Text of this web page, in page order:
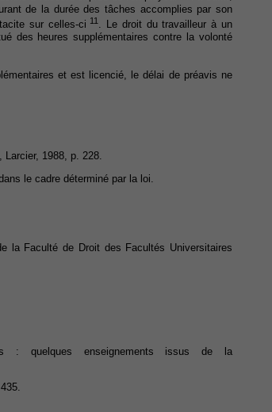
de la durée des tâches accomplies par son
sur celles-ci 11
. Le droit du travailleur à un
des heures supplémentaires contre la volonté
et est licencié, le délai de préavis ne
Larcier, 1988, p. 228.
le cadre déterminé par la loi.
la Faculté de Droit des Facultés Universitaires
: quelques enseignements issus de la